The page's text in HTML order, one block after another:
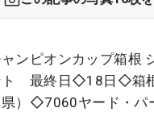
ンピオンカップ箱根
ト 最終日◇18日◇箱
）◇7060ヤード・パ